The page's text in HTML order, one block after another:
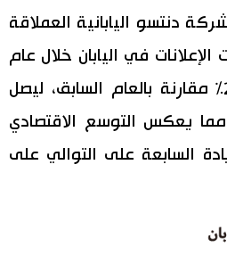
دنتسو اليابانية العملاقة
الإعلانات في اليابان خلال عام
2018 ارتفع بنسبة 2.2% مقارنة بالعام السابق، ليصل
ين، مما يعكس التوسع الاقتصادي
السابعة على التوالي على